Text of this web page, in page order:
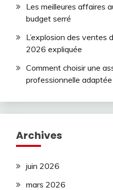
Les meilleures affaires
budget serré
L’explosion des ventes
2026 expliquée
Comment choisir une
professionnelle adaptée
Archives
juin 2026
mars 2026